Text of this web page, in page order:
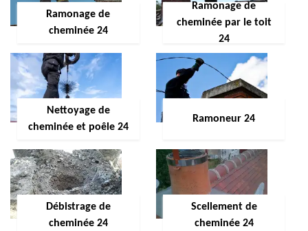
Ramonage de
cheminée 24
Ramonage de
cheminée par le toit
24
Nettoyage de
cheminée et poêle 24
Ramoneur 24
Débistrage de
cheminée 24
Scellement de
cheminée 24